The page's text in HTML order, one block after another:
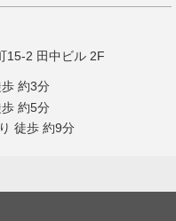
15-2 田中ビル 2F
約3分
約5分
徒歩 約9分